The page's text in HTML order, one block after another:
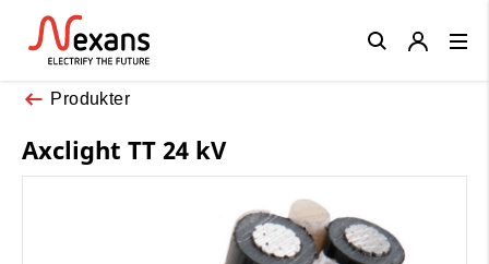
Produkter
Axclight TT 24 kV
Close